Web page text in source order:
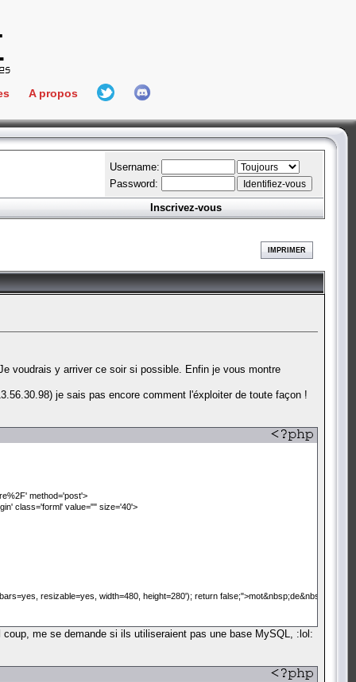
Connect
A propos
L'équipe
Hall Of Fame
Username:
Password:
Inscrivez-vous
IMPRIMER
voudrais y arriver ce soir si possible. Enfin je vous montre
je sais pas encore comment l'éxploiter de toute façon !
method='post'>
class='forml' value="" size='40'>
resizable=yes, width=480, height=280'); return
me se demande si ils utiliseraient pas une base MySQL, :lol: